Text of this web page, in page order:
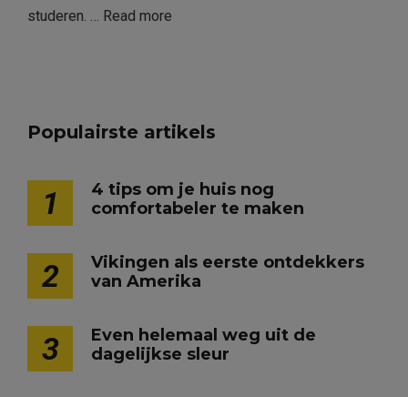
studeren. … Read more
Populairste artikels
1
4 tips om je huis nog
comfortabeler te maken
2
Vikingen als eerste ontdekkers
van Amerika
3
Even helemaal weg uit de
dagelijkse sleur